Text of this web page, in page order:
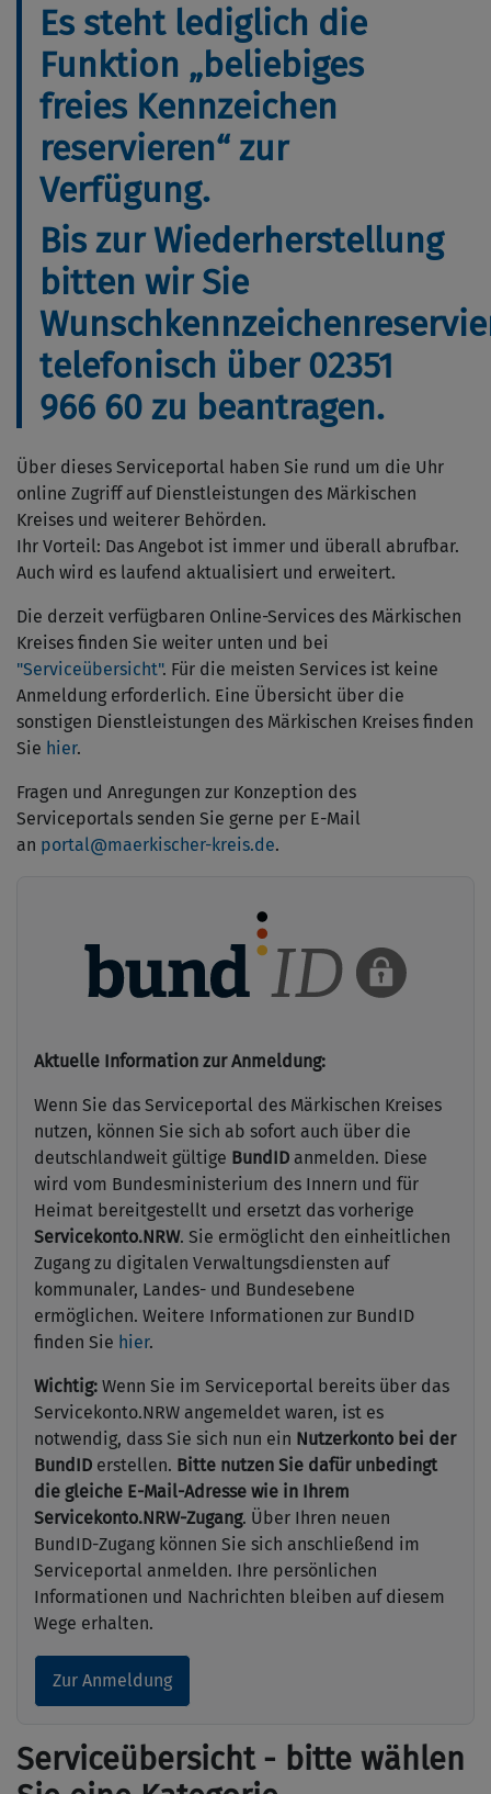
Es steht lediglich die
Funktion „beliebiges
freies Kennzeichen
reservieren“ zur
Verfügung.
Bis zur Wiederherstellung
bitten wir Sie
telefonisch über 02351
966 60 zu beantragen.
Über dieses Serviceportal haben Sie rund um die Uhr
online Zugriff auf Dienstleistungen des Märkischen
Kreises und weiterer Behörden.
Ihr Vorteil: Das Angebot ist immer und überall abrufbar.
Auch wird es laufend aktualisiert und erweitert.
Die derzeit verfügbaren Online-Services des Märkischen
Kreises finden Sie weiter unten und bei
"Serviceübersicht". Für die meisten Services ist keine
Anmeldung erforderlich. Eine Übersicht über die
sonstigen Dienstleistungen des Märkischen Kreises finden
Sie hier.
Fragen und Anregungen zur Konzeption des
Serviceportals senden Sie gerne per E-Mail
an portal@maerkischer-kreis.de.
Aktuelle Information zur Anmeldung:
Wenn Sie das Serviceportal des Märkischen Kreises
nutzen, können Sie sich ab sofort auch über die
deutschlandweit gültige BundID anmelden. Diese
wird vom Bundesministerium des Innern und für
Heimat bereitgestellt und ersetzt das vorherige
Servicekonto.NRW. Sie ermöglicht den einheitlichen
Zugang zu digitalen Verwaltungsdiensten auf
kommunaler, Landes- und Bundesebene
ermöglichen. Weitere Informationen zur BundID
finden Sie hier.
Wichtig: Wenn Sie im Serviceportal bereits über das
Servicekonto.NRW angemeldet waren, ist es
notwendig, dass Sie sich nun ein Nutzerkonto bei der
BundID erstellen. Bitte nutzen Sie dafür unbedingt
die gleiche E-Mail-Adresse wie in Ihrem
Servicekonto.NRW-Zugang. Über Ihren neuen
BundID-Zugang können Sie sich anschließend im
Serviceportal anmelden. Ihre persönlichen
Informationen und Nachrichten bleiben auf diesem
Wege erhalten.
Zur Anmeldung
Serviceübersicht - bitte wählen